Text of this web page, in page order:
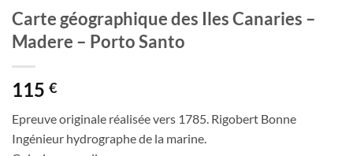
Carte géographique des Iles Canaries –
Madere – Porto Santo
115 €
Epreuve originale réalisée vers 1785. Rigobert Bonne
Ingénieur hydrographe de la marine.